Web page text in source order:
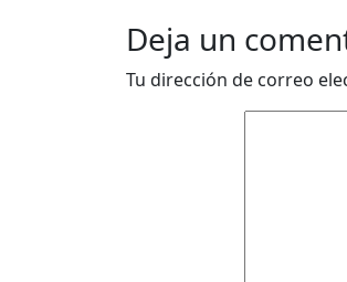
Deja un
Tu dirección de correo